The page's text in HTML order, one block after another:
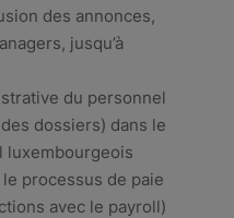
des annonces,
jusqu’à
du personnel
dossiers) dans le
luxembourgeois
processus de paie
avec le payroll)